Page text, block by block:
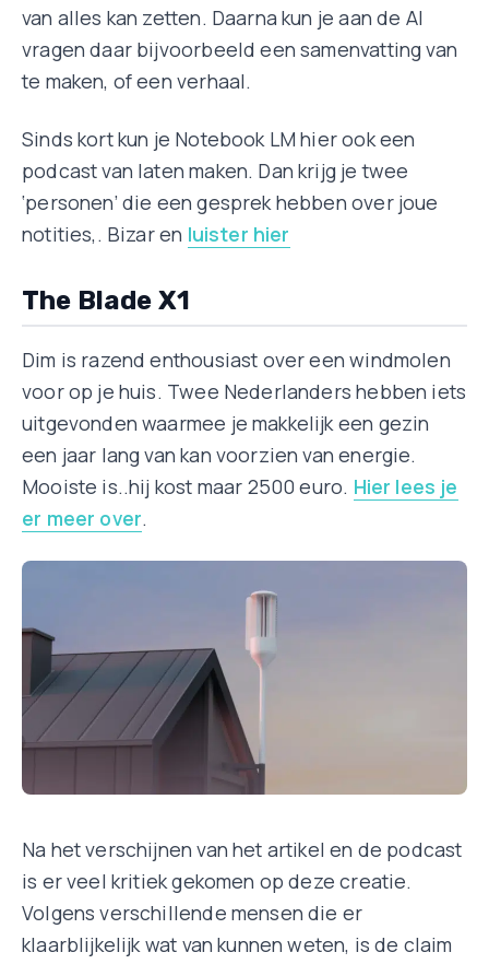
van alles kan zetten. Daarna kun je aan de AI
vragen daar bijvoorbeeld een samenvatting van
te maken, of een verhaal.
Sinds kort kun je Notebook LM hier ook een
podcast van laten maken. Dan krijg je twee
‘personen’ die een gesprek hebben over joue
notities,. Bizar en luister hier
The Blade X1
Dim is razend enthousiast over een windmolen
voor op je huis. Twee Nederlanders hebben iets
uitgevonden waarmee je makkelijk een gezin
een jaar lang van kan voorzien van energie.
Mooiste is..hij kost maar 2500 euro. Hier lees je
er meer over.
Na het verschijnen van het artikel en de podcast
is er veel kritiek gekomen op deze creatie.
Volgens verschillende mensen die er
klaarblijkelijk wat van kunnen weten, is de claim